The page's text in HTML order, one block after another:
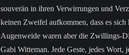
souverän in ihren Verwirrungen und
keinen Zweifel aufkommen, dass es
Augenweide waren aber die Zwillings-
Gabi Witteman. Jede Geste, jedes